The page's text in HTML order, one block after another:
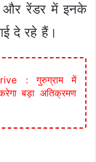
और रेंडर में इनके
दे रहे हैं।
: गुरुग्राम में
बड़ा अतिक्रमण